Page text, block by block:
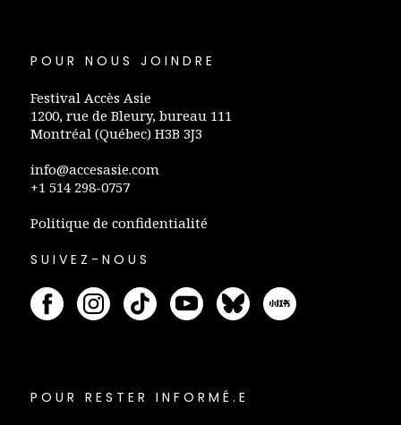
POUR NOUS JOINDRE
Festival Accès Asie
1200, rue de Bleury, bureau 111
Montréal (Québec) H3B 3J3
info@accesasie.com
+1 514 298-0757
Politique de confidentialité
SUIVEZ-NOUS
POUR RESTER INFORMÉ.E